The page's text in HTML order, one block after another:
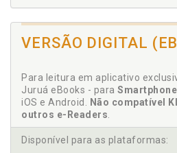
VERSÃO DIGITAL
Para leitura em aplicativo
Juruá eBooks - para
iOS e Android. Não compatível
outros e-Readers.
Disponível para as plataformas: